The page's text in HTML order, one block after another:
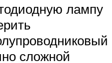
лампу
сложной